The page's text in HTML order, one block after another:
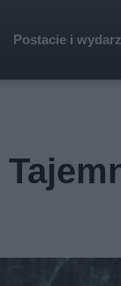
Postacie i